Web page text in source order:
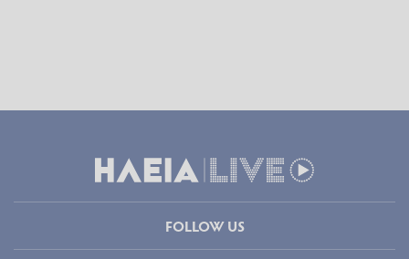
FOLLOW US